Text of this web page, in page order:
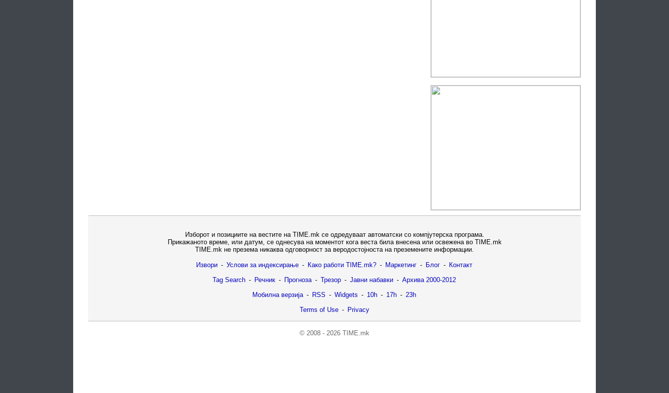
Изборот и позициите на вестите на TIME.mk се одредуваат автоматски со компјутерска програма.
Прикажаното време, или датум, се однесува на моментот кога веста била внесена или освежена во TIME.mk
TIME.mk не презема никаква одговорност за веродостојноста на преземените информации.
Извори - Услови за индексирање - Како работи TIME.mk? - Маркетинг - Блог - Контакт
Tag Search - Речник - Прогноза - Трезор - Јавни набавки - Архива 2000-2012
Мобилна верзија - RSS - Widgets - 10h - 17h - 23h
Terms of Use - Privacy
© 2008 - 2026 TIME.mk